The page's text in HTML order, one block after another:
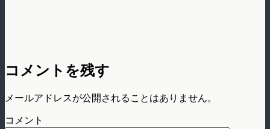
コメントを残す
メールアドレスが公開されることはありません。
コメント